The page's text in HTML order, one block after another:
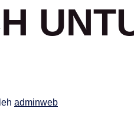
adminweb